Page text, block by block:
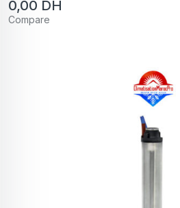
0,00 DH
Compare